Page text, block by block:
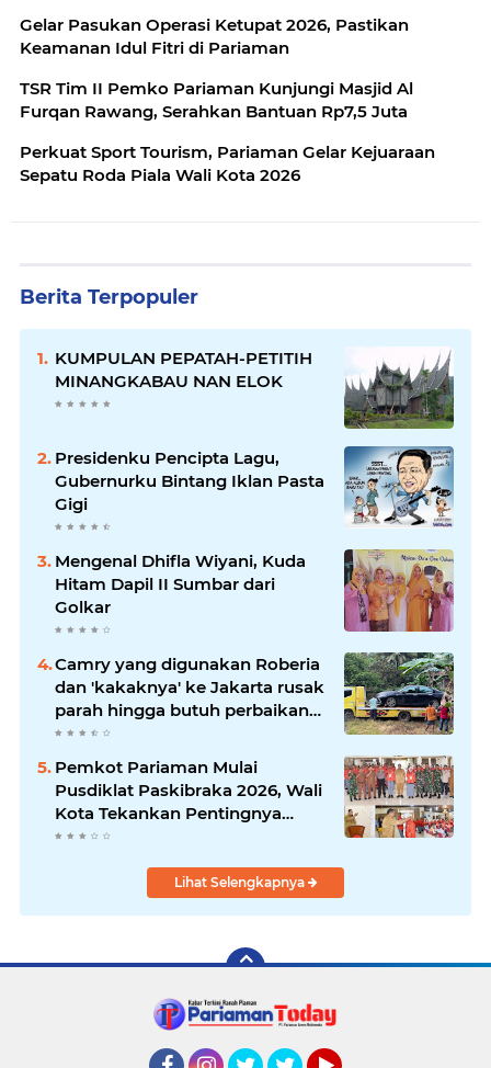
Gelar Pasukan Operasi Ketupat 2026, Pastikan
Keamanan Idul Fitri di Pariaman
TSR Tim II Pemko Pariaman Kunjungi Masjid Al
Furqan Rawang, Serahkan Bantuan Rp7,5 Juta
Perkuat Sport Tourism, Pariaman Gelar Kejuaraan
Sepatu Roda Piala Wali Kota 2026
Berita Terpopuler
KUMPULAN PEPATAH-PETITIH
MINANGKABAU NAN ELOK
Presidenku Pencipta Lagu,
Gubernurku Bintang Iklan Pasta
Gigi
Mengenal Dhifla Wiyani, Kuda
Hitam Dapil II Sumbar dari
Golkar
Camry yang digunakan Roberia
dan 'kakaknya' ke Jakarta rusak
parah hingga butuh perbaikan
200 juta
Pemkot Pariaman Mulai
Pusdiklat Paskibraka 2026, Wali
Kota Tekankan Pentingnya
Disiplin
Lihat Selengkapnya